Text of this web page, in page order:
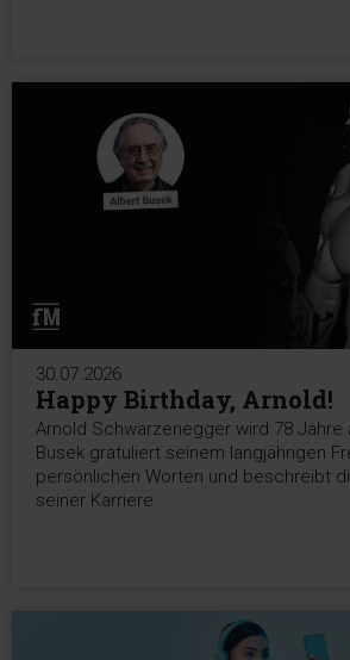
30.07.2026
Happy Birthday, Arnold!
Arnold Schwarzenegger wird 78 Jahre
Busek gratuliert seinem langjährigen
persönlichen Worten und beschreibt
seiner Karriere.